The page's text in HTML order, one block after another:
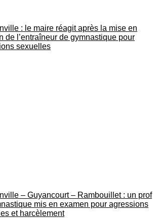
: le maire réagit après la mise en
de l’entraîneur de gymnastique pour
sexuelles
– Guyancourt – Rambouillet : un prof
mis en examen pour agressions
et harcèlement